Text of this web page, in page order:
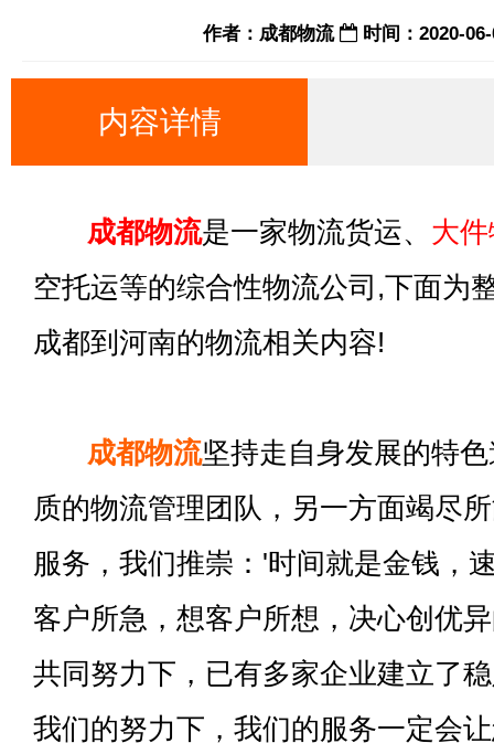
作者：成都物流 时间：2020-
内容详情
成都物流是一家物流货运、 大
空托运等的综合性物流公司,下面为
成都到河南的物流相关内容!
成都物流坚持走自身发展的特
质的物流管理团队，另一方面竭尽
服务，我们推崇：'时间就是金钱，
客户所急，想客户所想，决心创优
共同努力下，已有多家企业建立了
我们的努力下，我们的服务一定会